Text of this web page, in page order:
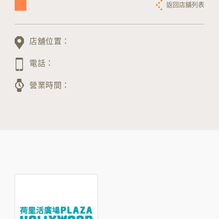
返回店舖列表
店舖位置：
電話：
營業時間：